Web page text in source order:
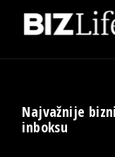
Najvažnije
inboksu